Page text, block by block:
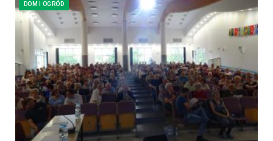
DOM I OGRÓD